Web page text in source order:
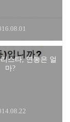
스타, 연봉은 얼
마?